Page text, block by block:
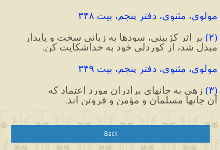
مولوی، مثنوی، دفتر پنجم، بیت ۳۴۸
(۲) بر اثر کژبینی، سودها به زیانی سخت و پایدار
مبدل شد، از کوردلی خود به خداشکایت کن.
مولوی، مثنوی، دفتر پنجم، بیت ۳۴۹
(۳) زهی به جانهای برادران مورد اعتماد که
آن جانها مسلمان و مؤمن و فروتن اند.
Back